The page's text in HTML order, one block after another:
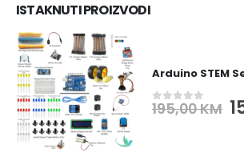
ISTAKNUTI PROIZVODI
Arduino STEM
0out of 5
195,00KM